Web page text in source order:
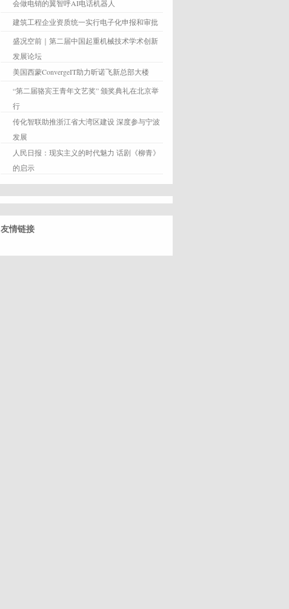
会做电销的翼智呼AI电话机器人
建筑工程企业资质统一实行电子化申报和审批
盛况空前｜第二届中国起重机械技术学术创新
发展论坛
美国西蒙ConvergeIT助力昕诺飞新总部大楼
“第二届骆宾王青年文艺奖” 颁奖典礼在北京举
行
传化智联助推浙江省大湾区建设 深度参与宁波
发展
人民日报：现实主义的时代魅力 话剧《柳青》
的启示
友情链接